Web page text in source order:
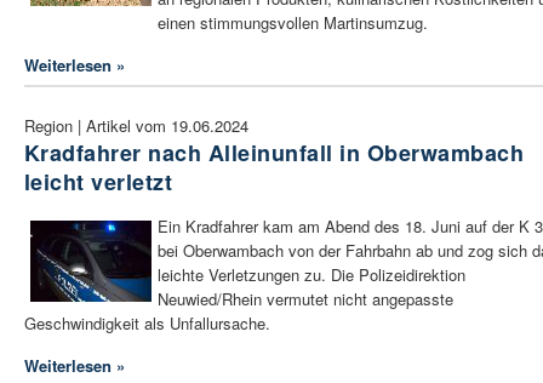
einen stimmungsvollen Martinsumzug.
Weiterlesen »
Region | Artikel vom 19.06.2024
Kradfahrer nach Alleinunfall in Oberwambach
leicht verletzt
Ein Kradfahrer kam am Abend des 18. Juni auf der K
bei Oberwambach von der Fahrbahn ab und zog sich
leichte Verletzungen zu. Die Polizeidirektion
Neuwied/Rhein vermutet nicht angepasste
Geschwindigkeit als Unfallursache.
Weiterlesen »